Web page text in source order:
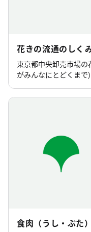
花きの流通のしく
東京都中央卸売市場
がみんなにとどくまで)
食肉（うし・ぶた